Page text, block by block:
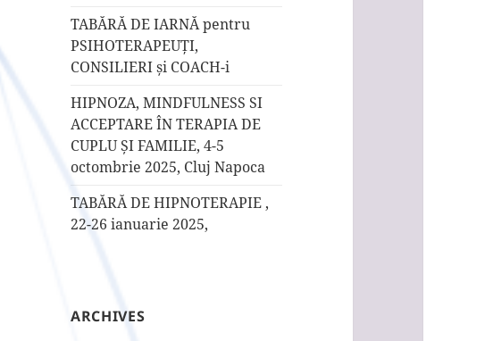
TABĂRĂ DE IARNĂ pentru
PSIHOTERAPEUȚI,
CONSILIERI și COACH-i
HIPNOZA, MINDFULNESS SI
ACCEPTARE ÎN TERAPIA DE
CUPLU ȘI FAMILIE, 4-5
octombrie 2025, Cluj Napoca
TABĂRĂ DE HIPNOTERAPIE ,
22-26 ianuarie 2025,
ARCHIVES